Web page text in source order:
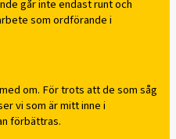
går inte endast runt och
som ordförande i
om. För trots att de som såg
vi som är mitt inne i
förbättras.